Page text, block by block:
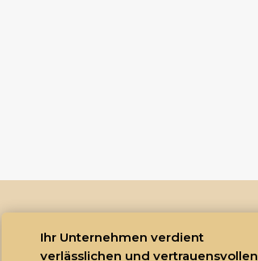
Ihr Unternehmen verdient
verlässlichen und vertrauensvollen